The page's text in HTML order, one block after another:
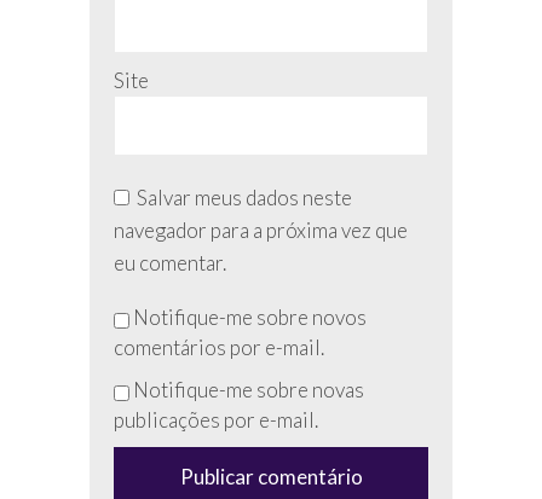
Site
Salvar meus dados neste
navegador para a próxima vez que
eu comentar.
Não
preencha
esse
campo
(anti-
Notifique-me sobre novos
comentários por e-mail.
Notifique-me sobre novas
publicações por e-mail.